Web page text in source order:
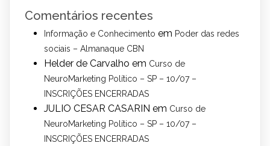
Comentários recentes
Informação e Conhecimento em Poder das redes
sociais – Almanaque CBN
Helder de Carvalho em Curso de
NeuroMarketing Político – SP – 10/07 –
INSCRIÇÕES ENCERRADAS
JULIO CESAR CASARIN em Curso de
NeuroMarketing Político – SP – 10/07 –
INSCRIÇÕES ENCERRADAS